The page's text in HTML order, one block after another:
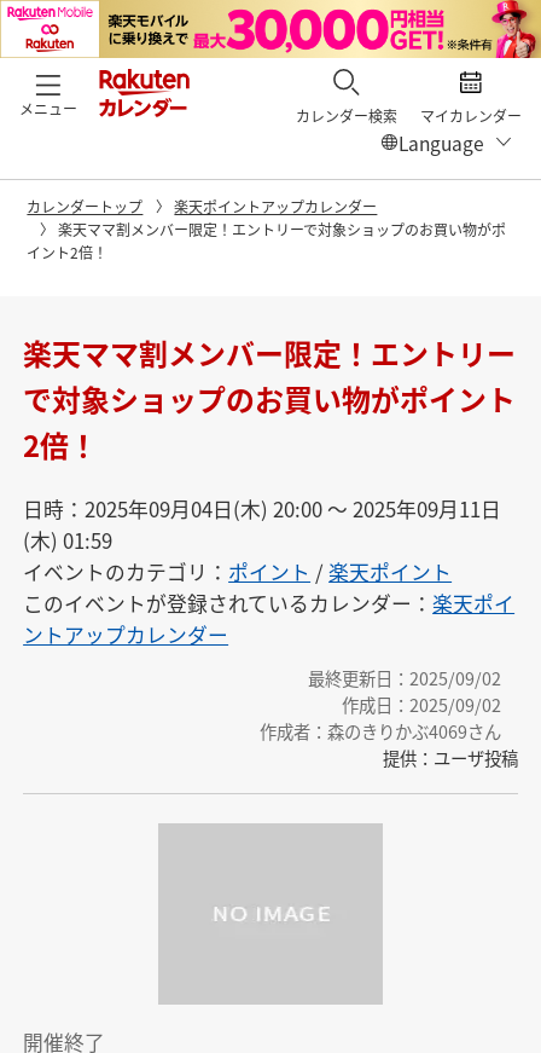
メニュー カレンダー検索 マイカレンダー
カレンダートップ
楽天ポイントアップカレンダー
楽天ママ割メンバー限定！エントリーで対象ショップのお買い物がポ
イント2倍！
楽天ママ割メンバー限定！エントリー
で対象ショップのお買い物がポイント
2倍！
日時：2025年09月04日(木) 20:00 〜 2025年09月11日
(木) 01:59
イベントのカテゴリ： ポイント /楽天ポイント
このイベントが登録されているカレンダー：楽天ポイ
ントアップカレンダー
最終更新日：2025/09/02
作成日：2025/09/02
作成者：森のきりかぶ4069さん
提供：ユーザ投稿
開催終了